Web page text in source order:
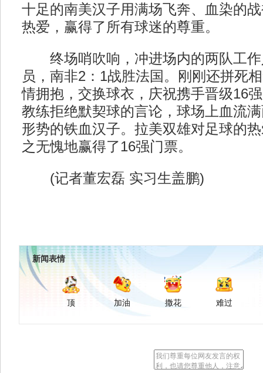
十足的南美汉子用满场飞奔、血染的
热爱，赢得了所有球迷的尊重。
终场哨吹响，冲进场内的两队工作
员，南非2：1战胜法国。刚刚还拼死
情拥抱，交换球衣，庆祝携手晋级16
教练拒绝默契球的言论，球场上血流
形势的铁血汉子。拉美双雄对足球的
之无愧地赢得了16强门票。
(记者董宏磊 实习生盖鹏)
新闻表情
顶 加油 撒花 难过